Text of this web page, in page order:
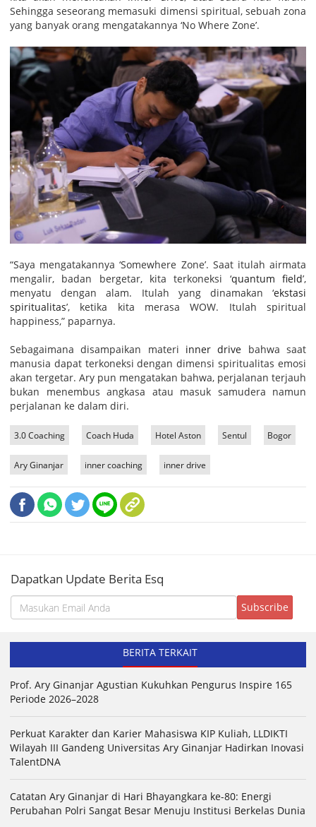
Sehingga seseorang memasuki dimensi spiritual, sebuah zona
yang banyak orang mengatakannya ‘No Where Zone’.
“Saya mengatakannya ‘Somewhere Zone’. Saat itulah airmata
mengalir, badan bergetar, kita terkoneksi ‘quantum field’,
menyatu dengan alam. Itulah yang dinamakan ‘ekstasi
spiritualitas’, ketika kita merasa WOW. Itulah spiritual
happiness,” paparnya.
Sebagaimana disampaikan materi inner drive bahwa saat
manusia dapat terkoneksi dengan dimensi spiritualitas emosi
akan tergetar. Ary pun mengatakan bahwa, perjalanan terjauh
bukan menembus angkasa atau masuk samudera namun
perjalanan ke dalam diri.
3.0 Coaching Coach Huda Hotel Aston Sentul Bogor
Ary Ginanjar inner coaching inner drive
Dapatkan Update Berita Esq
BERITA TERKAIT
Prof. Ary Ginanjar Agustian Kukuhkan Pengurus Inspire 165
Periode 2026–2028
Perkuat Karakter dan Karier Mahasiswa KIP Kuliah, LLDIKTI
Wilayah III Gandeng Universitas Ary Ginanjar Hadirkan Inovasi
TalentDNA
Catatan Ary Ginanjar di Hari Bhayangkara ke-80: Energi
Perubahan Polri Sangat Besar Menuju Institusi Berkelas Dunia